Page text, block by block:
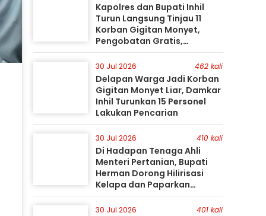
Kapolres dan Bupati Inhil
Turun Langsung Tinjau 11
Korban Gigitan Monyet,
Pengobatan Gratis,
Perburuan Terus Berlanjut
30 Jul 2026 462 kali
Delapan Warga Jadi Korban
Gigitan Monyet Liar, Damkar
Inhil Turunkan 15 Personel
Lakukan Pencarian
30 Jul 2026 410 kali
Di Hadapan Tenaga Ahli
Menteri Pertanian, Bupati
Herman Dorong Hilirisasi
Kelapa dan Paparkan
Besarnya Potensi Pertanian
Inhil
30 Jul 2026 401 kali